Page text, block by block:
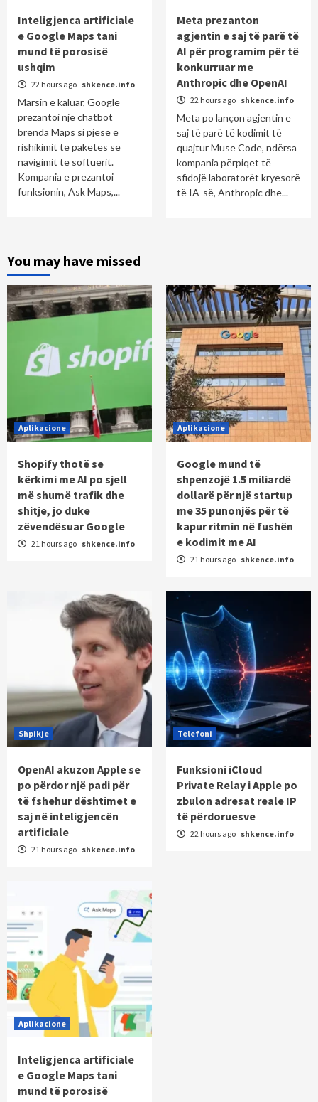
Inteligjenca artificiale
e Google Maps tani
mund të porosisë
ushqim
22 hours ago shkence.info
Marsin e kaluar, Google
prezantoi një chatbot
brenda Maps si pjesë e
rishikimit të paketës së
navigimit të softuerit.
Kompania e prezantoi
funksionin, Ask Maps,...
Meta prezanton
agjentin e saj të parë të
AI për programim për të
konkurruar me
Anthropic dhe OpenAI
22 hours ago shkence.info
Meta po lançon agjentin e
saj të parë të kodimit të
quajtur Muse Code, ndërsa
kompania përpiqet të
sfidojë laboratorët kryesorë
të IA-së, Anthropic dhe...
You may have missed
Aplikacione
Shopify thotë se
kërkimi me AI po sjell
më shumë trafik dhe
shitje, jo duke
zëvendësuar Google
21 hours ago shkence.info
Aplikacione
Google mund të
shpenzojë 1.5 miliardë
dollarë për një startup
me 35 punonjës për të
kapur ritmin në fushën
e kodimit me AI
21 hours ago shkence.info
Shpikje
OpenAI akuzon Apple se
po përdor një padi për
të fshehur dështimet e
saj në inteligjencën
artificiale
21 hours ago shkence.info
Telefoni
Funksioni iCloud
Private Relay i Apple po
zbulon adresat reale IP
të përdoruesve
22 hours ago shkence.info
Aplikacione
Inteligjenca artificiale
e Google Maps tani
mund të porosisë